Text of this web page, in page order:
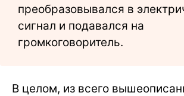
преобразовывался в
сигнал и подавался на
громкоговоритель.
В целом, из всего